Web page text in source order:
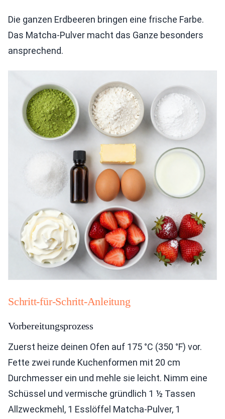
Die ganzen Erdbeeren bringen eine frische Farbe.
Das Matcha-Pulver macht das Ganze besonders
ansprechend.
Schritt-für-Schritt-Anleitung
Vorbereitungsprozess
Zuerst heize deinen Ofen auf 175 °C (350 °F) vor.
Fette zwei runde Kuchenformen mit 20 cm
Durchmesser ein und mehle sie leicht. Nimm eine
Schüssel und vermische gründlich 1 ½ Tassen
Allzweckmehl, 1 Esslöffel Matcha-Pulver, 1